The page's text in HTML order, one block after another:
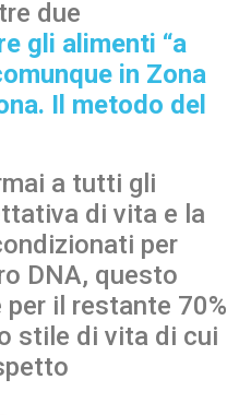
due
gli alimenti “a
in Zona
Il metodo del
a tutti gli
di vita e la
per
DNA, questo
il restante 70%
stile di vita di cui